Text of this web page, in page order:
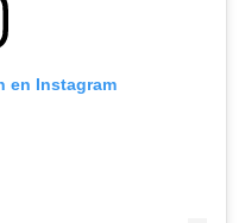
en Instagram